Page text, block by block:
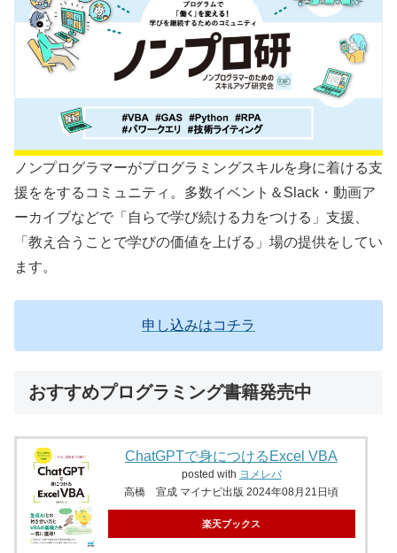
ノンプログラマーがプログラミングスキルを身に着ける支
援ををするコミュニティ。多数イベント＆Slack・動画ア
ーカイブなどで「自らで学び続ける力をつける」支援、
「教え合うことで学びの価値を上げる」場の提供をしてい
ます。
申し込みはコチラ
おすすめプログラミング書籍発売中
ChatGPTで身につけるExcel VBA
posted with ヨメレバ
高橋 宣成 マイナビ出版 2024年08月21日頃
楽天ブックス